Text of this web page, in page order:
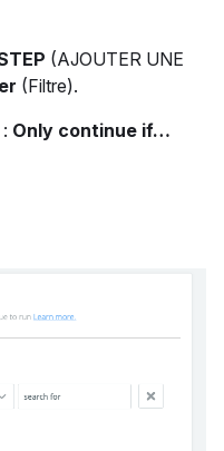
(AJOUTER UNE
(Filtre).
Only continue if…